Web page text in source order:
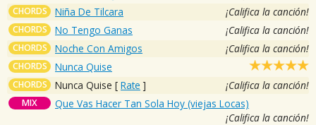
CHORDS Niña De Tilcara ¡Califica la canción!
CHORDS No Tengo Ganas ¡Califica la canción!
CHORDS Noche Con Amigos ¡Califica la canción!
CHORDS Nunca Quise
CHORDS Nunca Quise [ Rate ] ¡Califica la canción!
MIX
Que Vas Hacer Tan Sola Hoy (viejas Locas)
¡Califica la canción!